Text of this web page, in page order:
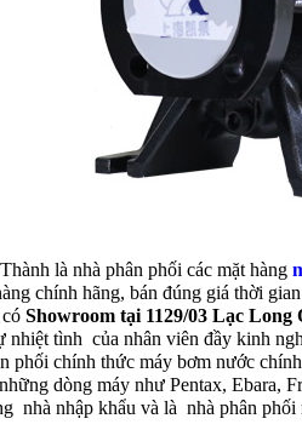
là nhà phân phối các mặt hàng
chính hãng, bán đúng giá thời
Showroom tại 1129/03 Lạc
nhiệt tình của nhân viên đầy kinh
phối chính thức máy bơm nước
dòng máy như Pentax,
nhà nhập khẩu và là nhà phân